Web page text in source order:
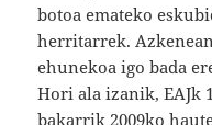
botoa emateko
herritarrek.
ehunekoa igo bada
Hori ala izanik, EAJk
bakarrik 2009ko